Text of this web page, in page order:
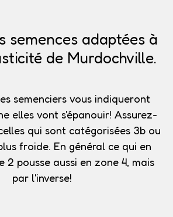
semences adaptées à
de Murdochville.
semenciers vous indiqueront
elles vont s'épanouir! Assurez-
qui sont catégorisées 3bou
froide. En général ce qui en
2 pousse aussi en zone 4, mais
par l'inverse!